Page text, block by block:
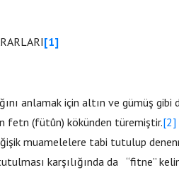
[1]
anlamak için altın ve gümüş
fetn (fütûn) kökünden türemiştir.[2]
muamelelere tabi tutulup
karşılığında da “fitne”